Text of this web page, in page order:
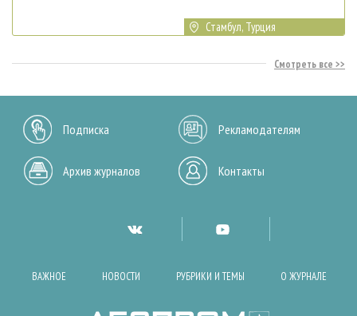
Стамбул, Турция
Смотреть все
Подписка Рекламодателям
Архив журналов Контакты
ВАЖНОЕ НОВОСТИ РУБРИКИ И ТЕМЫ О ЖУРНАЛЕ